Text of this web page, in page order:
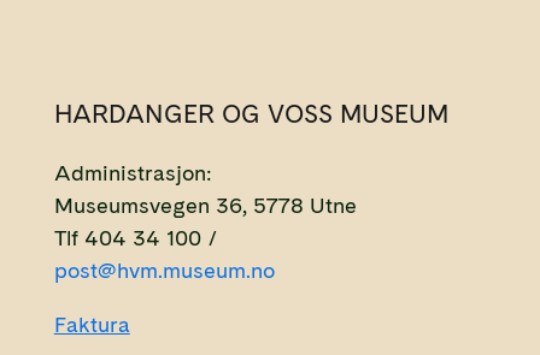
HARDANGER OG VOSS MUSEUM
Administrasjon:
Museumsvegen 36, 5778 Utne
Tlf 404 34 100 /
post@hvm.museum.no
Faktura